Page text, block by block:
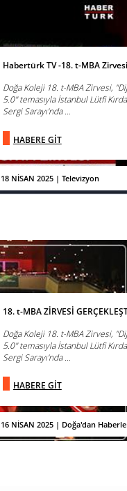
18 NİSAN 2025 | Televizyon
Habertürk TV -18. t-MBA Zirvesi
Doğa Koleji 18. t-MBA Zirvesi,
5.0" temasıyla İstanbul Lütfi
Sergi Sarayı'nda ...
HABERE GİT
16 NİSAN 2025 | Doğa'dan
18. t-MBA ZİRVESİ
Doğa Koleji 18. t-MBA Zirvesi,
5.0" temasıyla İstanbul Lütfi
Sergi Sarayı'nda ...
HABERE GİT